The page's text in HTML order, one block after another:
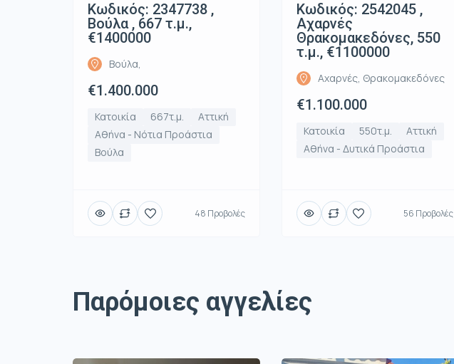
Κωδικός: 2347738 ,
Βούλα , 667 τ.μ.,
€1400000
Βούλα,
€1.400.000
Κατοικία 667τ.μ.
Αττική
Αθήνα - Νότια Προάστια
Βούλα
48 Προβολές
Κωδικός: 2542045 ,
Αχαρνές
Θρακομακεδόνες, 550
τ.μ., €1100000
Αχαρνές, Θρακομακεδόνες
€1.100.000
Κατοικία 550τ.μ.
Αττική
Αθήνα - Δυτικά Προάστια
56 Προβολές
Παρόμοιες αγγελίες